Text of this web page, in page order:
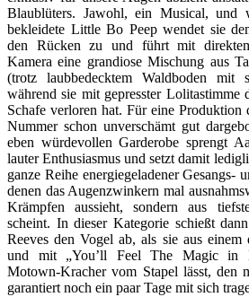
Blaublüters. Jawohl, ein Musical,
bekleidete Little Bo Peep wendet sie
den Rücken zu und führt mit
Kamera eine grandiose Mischung aus
(trotz laubbedecktem Waldboden mit
während sie mit gepresster Lolitastimme
Schafe verloren hat. Für eine Produktion
Nummer schon unverschämt gut
eben würdevollen Garderobe sprengt
lauter Enthusiasmus und setzt damit
ganze Reihe energiegeladener Gesangs-
denen das Augenzwinkern mal
Krämpfen aussieht, sondern aus
scheint. In dieser Kategorie schießt
Reeves den Vogel ab, als sie aus einem
und mit „You’ll Feel The Magic in
Motown-Kracher vom Stapel lässt, den
garantiert noch ein paar Tage mit sich